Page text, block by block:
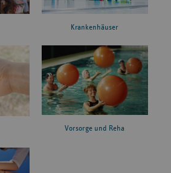
Krankenhäuser
Vorsorge und Reha